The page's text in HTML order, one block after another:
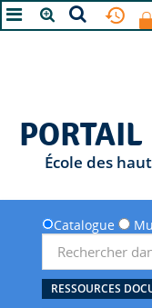
École des
Catalogue
RESSOURCES